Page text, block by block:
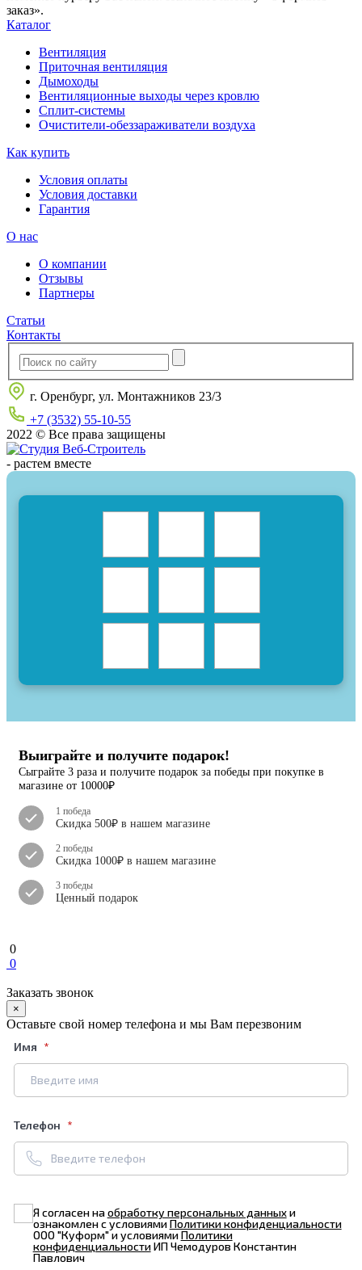
заказ».
Каталог
Вентиляция
Приточная вентиляция
Дымоходы
Вентиляционные выходы через кровлю
Сплит-системы
Очистители-обеззараживатели воздуха
Как купить
Условия оплаты
Условия доставки
Гарантия
О нас
О компании
Отзывы
Партнеры
Статьи
Контакты
г. Оренбург, ул. Монтажников 23/3
+7 (3532) 55-10-55
2022 © Все права защищены
- растем вместе
Выиграйте и получите подарок!
Сыграйте 3 раза и получите подарок за победы при покупке в
магазине от 10000₽
1 победа
Скидка 500₽ в нашем магазине
2 победы
Скидка 1000₽ в нашем магазине
3 победы
Ценный подарок
0
0
Заказать звонок
×
Оставьте свой номер телефона и мы Вам перезвоним
Имя
Телефон
Я согласен наобработку персональных данныхи
ознакомлен с условиямиПолитики конфиденциальности
ООО "Куформ" и условиямиПолитики
конфиденциальностиИП Чемодуров Константин
Павлович